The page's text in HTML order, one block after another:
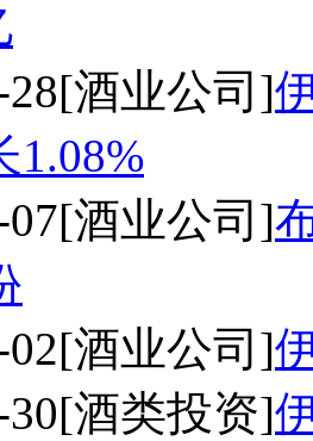
[酒业公司]
1.08%
[酒业公司]
[酒业公司]
[酒类投资]